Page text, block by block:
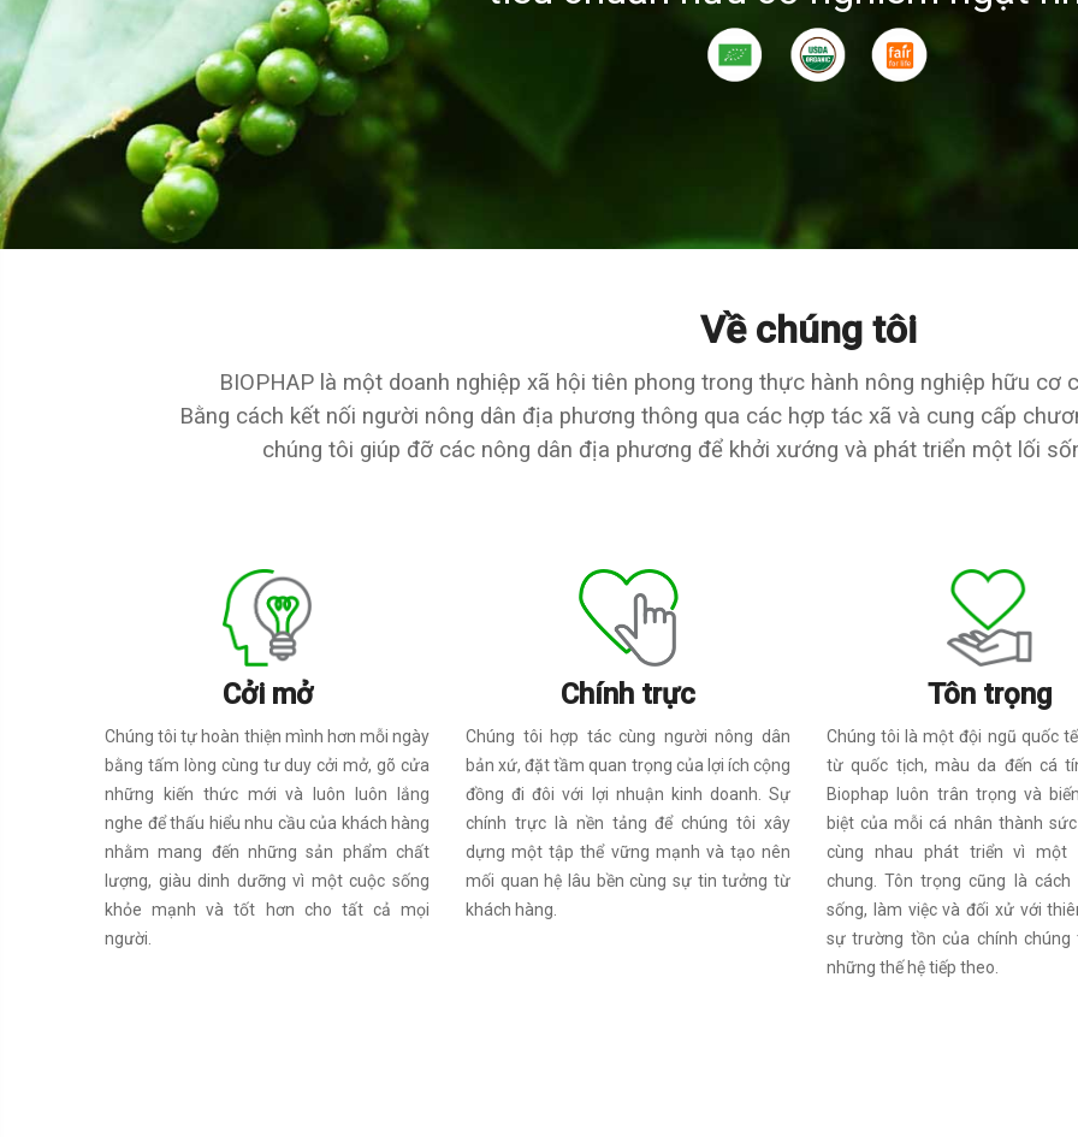
Về chúng tôi
BIOPHAP là một doanh nghiệp xã hội tiên phong trong thực hành nông nghiệp hữu cơ
Bằng cách kết nối người nông dân địa phương thông qua các hợp tác xã và cung cấp
chúng tôi giúp đỡ các nông dân địa phương để khởi xướng và phát triển một lối
Cởi mở
Chúng tôi tự hoàn thiện mình hơn mỗi ngày
bằng tấm lòng cùng tư duy cởi mở, gõ cửa
những kiến thức mới và luôn luôn lắng
nghe để thấu hiểu nhu cầu của khách hàng
nhằm mang đến những sản phẩm chất
lượng, giàu dinh dưỡng vì một cuộc sống
khỏe mạnh và tốt hơn cho tất cả mọi
người.
Chính trực
Chúng tôi hợp tác cùng người nông dân
bản xứ, đặt tầm quan trọng của lợi ích cộng
đồng đi đôi với lợi nhuận kinh doanh. Sự
chính trực là nền tảng để chúng tôi xây
dựng một tập thể vững mạnh và tạo nên
mối quan hệ lâu bền cùng sự tin tưởng từ
khách hàng.
Tôn trọng
Chúng tôi là một đội ngũ quốc
từ quốc tịch, màu da đến cá
Biophap luôn trân trọng và
biệt của mỗi cá nhân thành
cùng nhau phát triển vì một
chung. Tôn trọng cũng là cách
sống, làm việc và đối xử với
sự trường tồn của chính chúng
những thế hệ tiếp theo.